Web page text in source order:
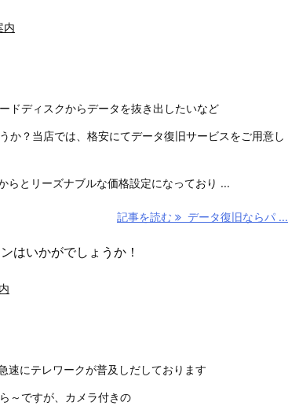
内
ドディスクからデータを抜き出したいなど
か？当店では、格安にてデータ復旧サービスをご用意し
らとリーズナブルな価格設定になっており ...
記事を読む データ復旧ならパ ...
はいかがでしょうか！
速にテレワークが普及しだしております
～ですが、カメラ付きの